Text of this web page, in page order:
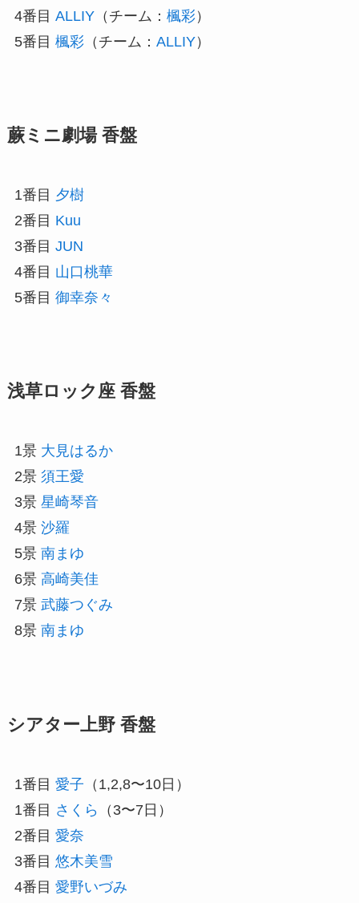
4番目 ALLIY（チーム： 楓彩）
5番目 楓彩（チーム： ALLIY）
蕨ミニ劇場 香盤
1番目 夕樹
2番目 Kuu
3番目 JUN
4番目 山口桃華
5番目 御幸奈々
浅草ロック座 香盤
1景 大見はるか
2景 須王愛
3景 星崎琴音
4景 沙羅
5景 南まゆ
6景 高崎美佳
7景 武藤つぐみ
8景 南まゆ
シアター上野 香盤
1番目 愛子 （1,2,8〜10日）
1番目 さくら
（3〜7日）
2番目 愛奈
3番目 悠木美雪
4番目 愛野いづみ